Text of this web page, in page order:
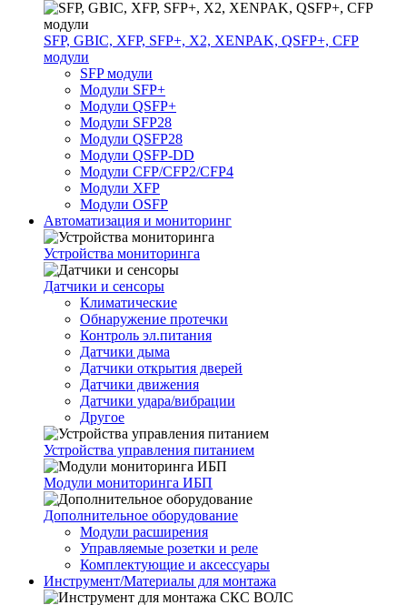
SFP, GBIC, XFP, SFP+, X2, XENPAK, QSFP+, CFP
модули
SFP модули
Модули SFP+
Модули QSFP+
Модули SFP28
Модули QSFP28
Модули QSFP-DD
Модули CFP/CFP2/CFP4
Модули XFP
Модули OSFP
Автоматизация и мониторинг
Устройства мониторинга
Датчики и сенсоры
Климатические
Обнаружение протечки
Контроль эл.питания
Датчики дыма
Датчики открытия дверей
Датчики движения
Датчики удара/вибрации
Другое
Устройства управления питанием
Модули мониторинга ИБП
Дополнительное оборудование
Модули расширения
Управляемые розетки и реле
Комплектующие и аксессуары
Инструмент/Материалы для монтажа